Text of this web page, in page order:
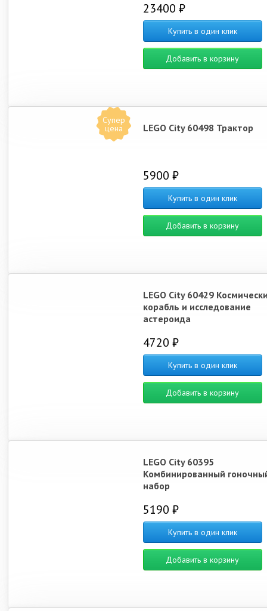
23400 ₽
Купить в один клик
Добавить в корзину
Супер
цена LEGO City 60498 Трактор
5900 ₽
Купить в один клик
Добавить в корзину
LEGO City 60429
корабль и исследование
астероида
4720 ₽
Купить в один клик
Добавить в корзину
LEGO City 60395
Комбинированный
набор
5190 ₽
Купить в один клик
Добавить в корзину